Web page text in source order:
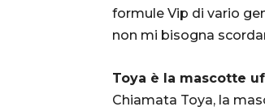
formule Vip di vario
non mi bisogna
Toya è la mascotte
Chiamata Toya, la